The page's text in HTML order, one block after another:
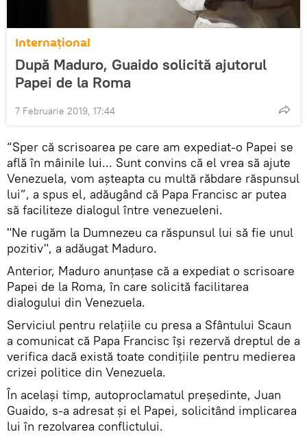
Internaţional
După Maduro, Guaido solicită ajutorul
Papei de la Roma
7 Februarie 2019, 17:44
“Sper că scrisoarea pe care am expediat-o Papei se
află în mâinile lui... Sunt convins că el vrea să ajute
Venezuela, vom așteapta cu multă răbdare răspunsul
lui”, a spus el, adăugând că Papa Francisc ar putea
să faciliteze dialogul între venezueleni.
"Ne rugăm la Dumnezeu ca răspunsul lui să fie unul
pozitiv", a adăugat Maduro.
Anterior, Maduro anunțase că a expediat o scrisoare
Papei de la Roma, în care solicită facilitarea
dialogului din Venezuela.
Serviciul pentru relațiile cu presa a Sfântului Scaun
a comunicat că Papa Francisc își rezervă dreptul de a
verifica dacă există toate condițiile pentru medierea
crizei politice din Venezuela.
În același timp, autoproclamatul președinte, Juan
Guaido, s-a adresat și el Papei, solicitând implicarea
lui în rezolvarea conflictului.